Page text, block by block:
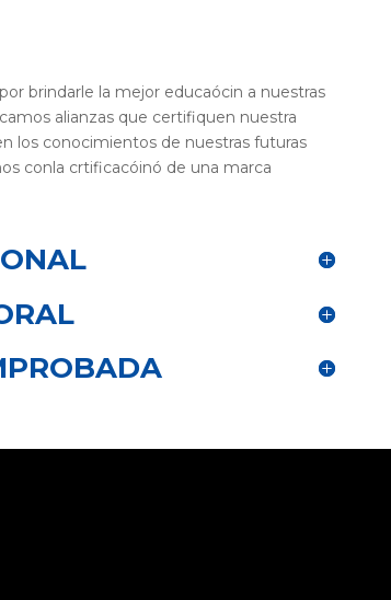
brindarle la mejor educaócin a nuestras
alianzas que certifiquen nuestra
los conocimientos de nuestras futuras
conla crtificacóinó de una marca